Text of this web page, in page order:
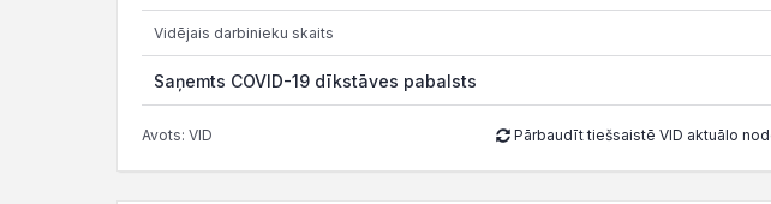
Vidējais darbinieku skaits
Saņemts COVID-19 dīkstāves pabalsts
Avots: VID Pārbaudīt tiešsaistē VID aktuālo